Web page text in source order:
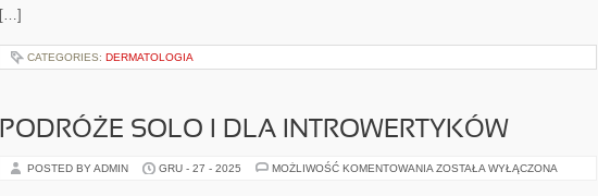
[…]
CATEGORIES: DERMATOLOGIA
PODRÓŻE SOLO I DLA INTROWERTYKÓW
POSTED BY ADMIN GRU - 27 - 2025 MOŻLIWOŚĆ KOMENTOWANIA PODRÓŻE
ZOSTAŁA WYŁĄCZONA